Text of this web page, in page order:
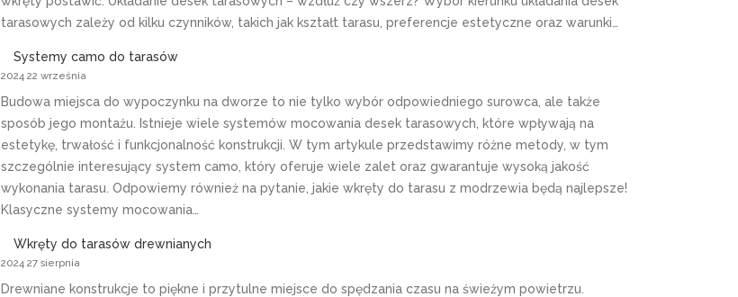
tarasowych zależy od kilku czynników, takich jak kształt tarasu, preferencje estetyczne oraz warunki…
Systemy camo do tarasów
2024 22 września
Budowa miejsca do wypoczynku na dworze to nie tylko wybór odpowiedniego surowca, ale także
sposób jego montażu. Istnieje wiele systemów mocowania desek tarasowych, które wpływają na
estetykę, trwałość i funkcjonalność konstrukcji. W tym artykule przedstawimy różne metody, w tym
szczególnie interesujący system camo, który oferuje wiele zalet oraz gwarantuje wysoką jakość
wykonania tarasu. Odpowiemy również na pytanie, jakie wkręty do tarasu z modrzewia będą najlepsze!
Klasyczne systemy mocowania…
Wkręty do tarasów drewnianych
2024 27 sierpnia
Drewniane konstrukcje to piękne i przytulne miejsce do spędzania czasu na świeżym powietrzu.